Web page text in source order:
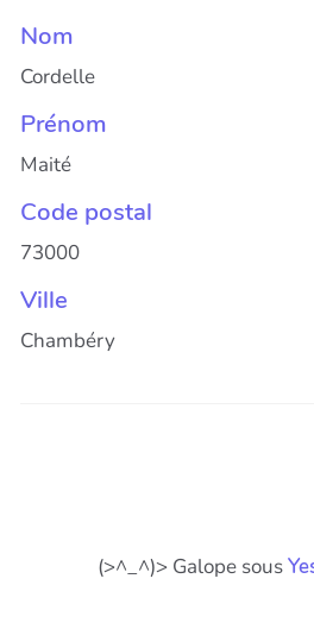
Nom
Cordelle
Prénom
Maité
Code postal
73000
Ville
Chambéry
(>^_^)> Galope sous